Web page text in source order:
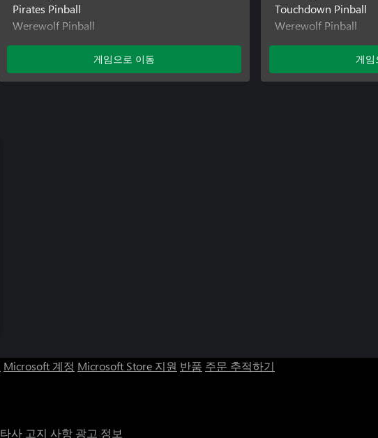
Pirates Pinball
Werewolf Pinball
Titans Pinball
게임으로 이동
Touchdown Pinball
Werewolf Pinball
World Soccer Pinball
게임
Microsoft 계정 Microsoft Store 지원 반품 주문 추적하기
타사 고지 사항 광고 정보